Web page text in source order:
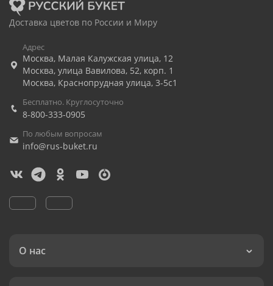
Доставка цветов по России и Миру
Адрес
Москва, Малая Калужская улица, 12
Москва, улица Вавилова, 52, корп. 1
Москва, Краснопрудная улица, 3-5с1
Бесплатно. Круглосуточно
8-800-333-0905
По любым вопросам
info@rus-buket.ru
О нас